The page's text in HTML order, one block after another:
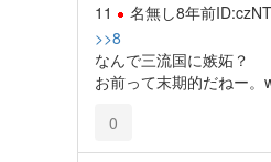
11 名無し8年前
>>8
なんで三流国に嫉妬？
お前って末期的だねー。
0